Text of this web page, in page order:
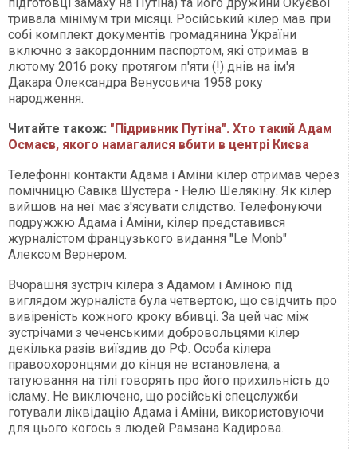
тривала мінімум три місяці. Російський кілер мав при
собі комплект документів громадянина України
включно з закордонним паспортом, які отримав в
лютому 2016 року протягом п'яти (!) днів на ім'я
Дакара Олександра Венусовича 1958 року
народження.
Читайте також: "Підривник Путіна". Хто такий Адам
Осмаєв, якого намагалися вбити в центрі Києва
Телефонні контакти Адама і Аміни кілер отримав через
помічницю Савіка Шустера - Нелю Шелякіну. Як кілер
вийшов на неї має з'ясувати слідство. Телефонуючи
подружжю Адама і Аміни, кілер представився
журналістом французького видання "Le Monb"
Алексом Вернером.
Вчорашня зустріч кілера з Адамом і Аміною під
виглядом журналіста була четвертою, що свідчить про
вивіреність кожного кроку вбивці. За цей час між
зустрічами з чеченськими добровольцями кілер
декілька разів виїздив до РФ. Особа кілера
правоохоронцями до кінця не встановлена, а
татуювання на тілі говорять про його прихильність до
ісламу. Не виключено, що російські спецслужби
готували ліквідацію Адама і Аміни, використовуючи
для цього когось з людей Рамзана Кадирова.